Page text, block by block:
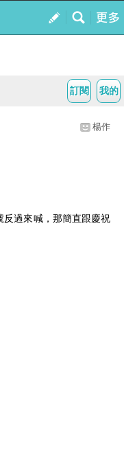
我的
訂閱
楊作
反過來喊，那簡直跟慶祝